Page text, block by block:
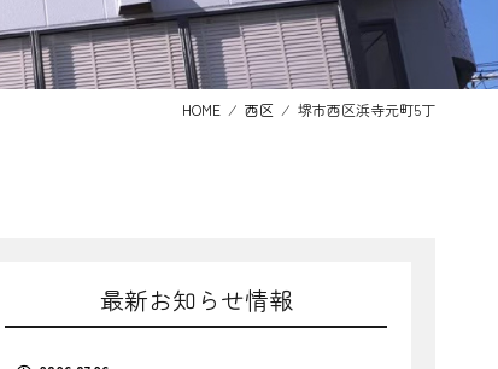
HOME ⁄ 西区 ⁄ 堺市西区浜寺元町5丁
最新お知らせ情報